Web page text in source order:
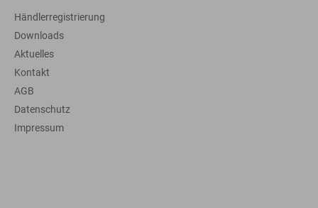
Händlerregistrierung
Downloads
Aktuelles
Kontakt
AGB
Datenschutz
Impressum